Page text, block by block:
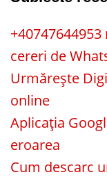
cereri de
Urmărește
online
Aplicația
eroarea
Cum descarc